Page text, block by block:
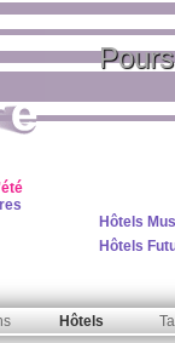
Hôtels
Hôtels
Hôtels